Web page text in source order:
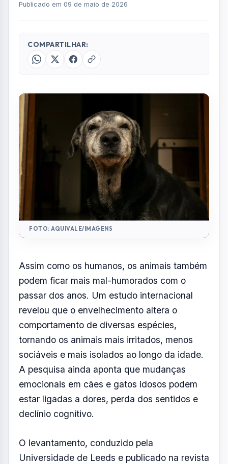
Publicado em 09 de maio de 2026
COMPARTILHAR:
FOTO: AQUIVALE/IMAGENS
Assim como os humanos, os animais também
podem ficar mais mal-humorados com o
passar dos anos. Um estudo internacional
revelou que o envelhecimento altera o
comportamento de diversas espécies,
tornando os animais mais irritados, menos
sociáveis e mais isolados ao longo da idade.
A pesquisa ainda aponta que mudanças
emocionais em cães e gatos idosos podem
estar ligadas a dores, perda dos sentidos e
declínio cognitivo.
O levantamento, conduzido pela
Universidade de Leeds e publicado na revista